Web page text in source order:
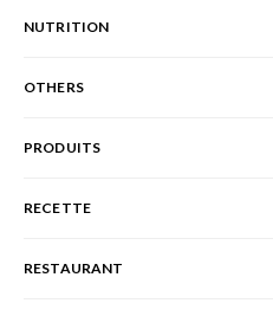
NUTRITION
OTHERS
PRODUITS
RECETTE
RESTAURANT